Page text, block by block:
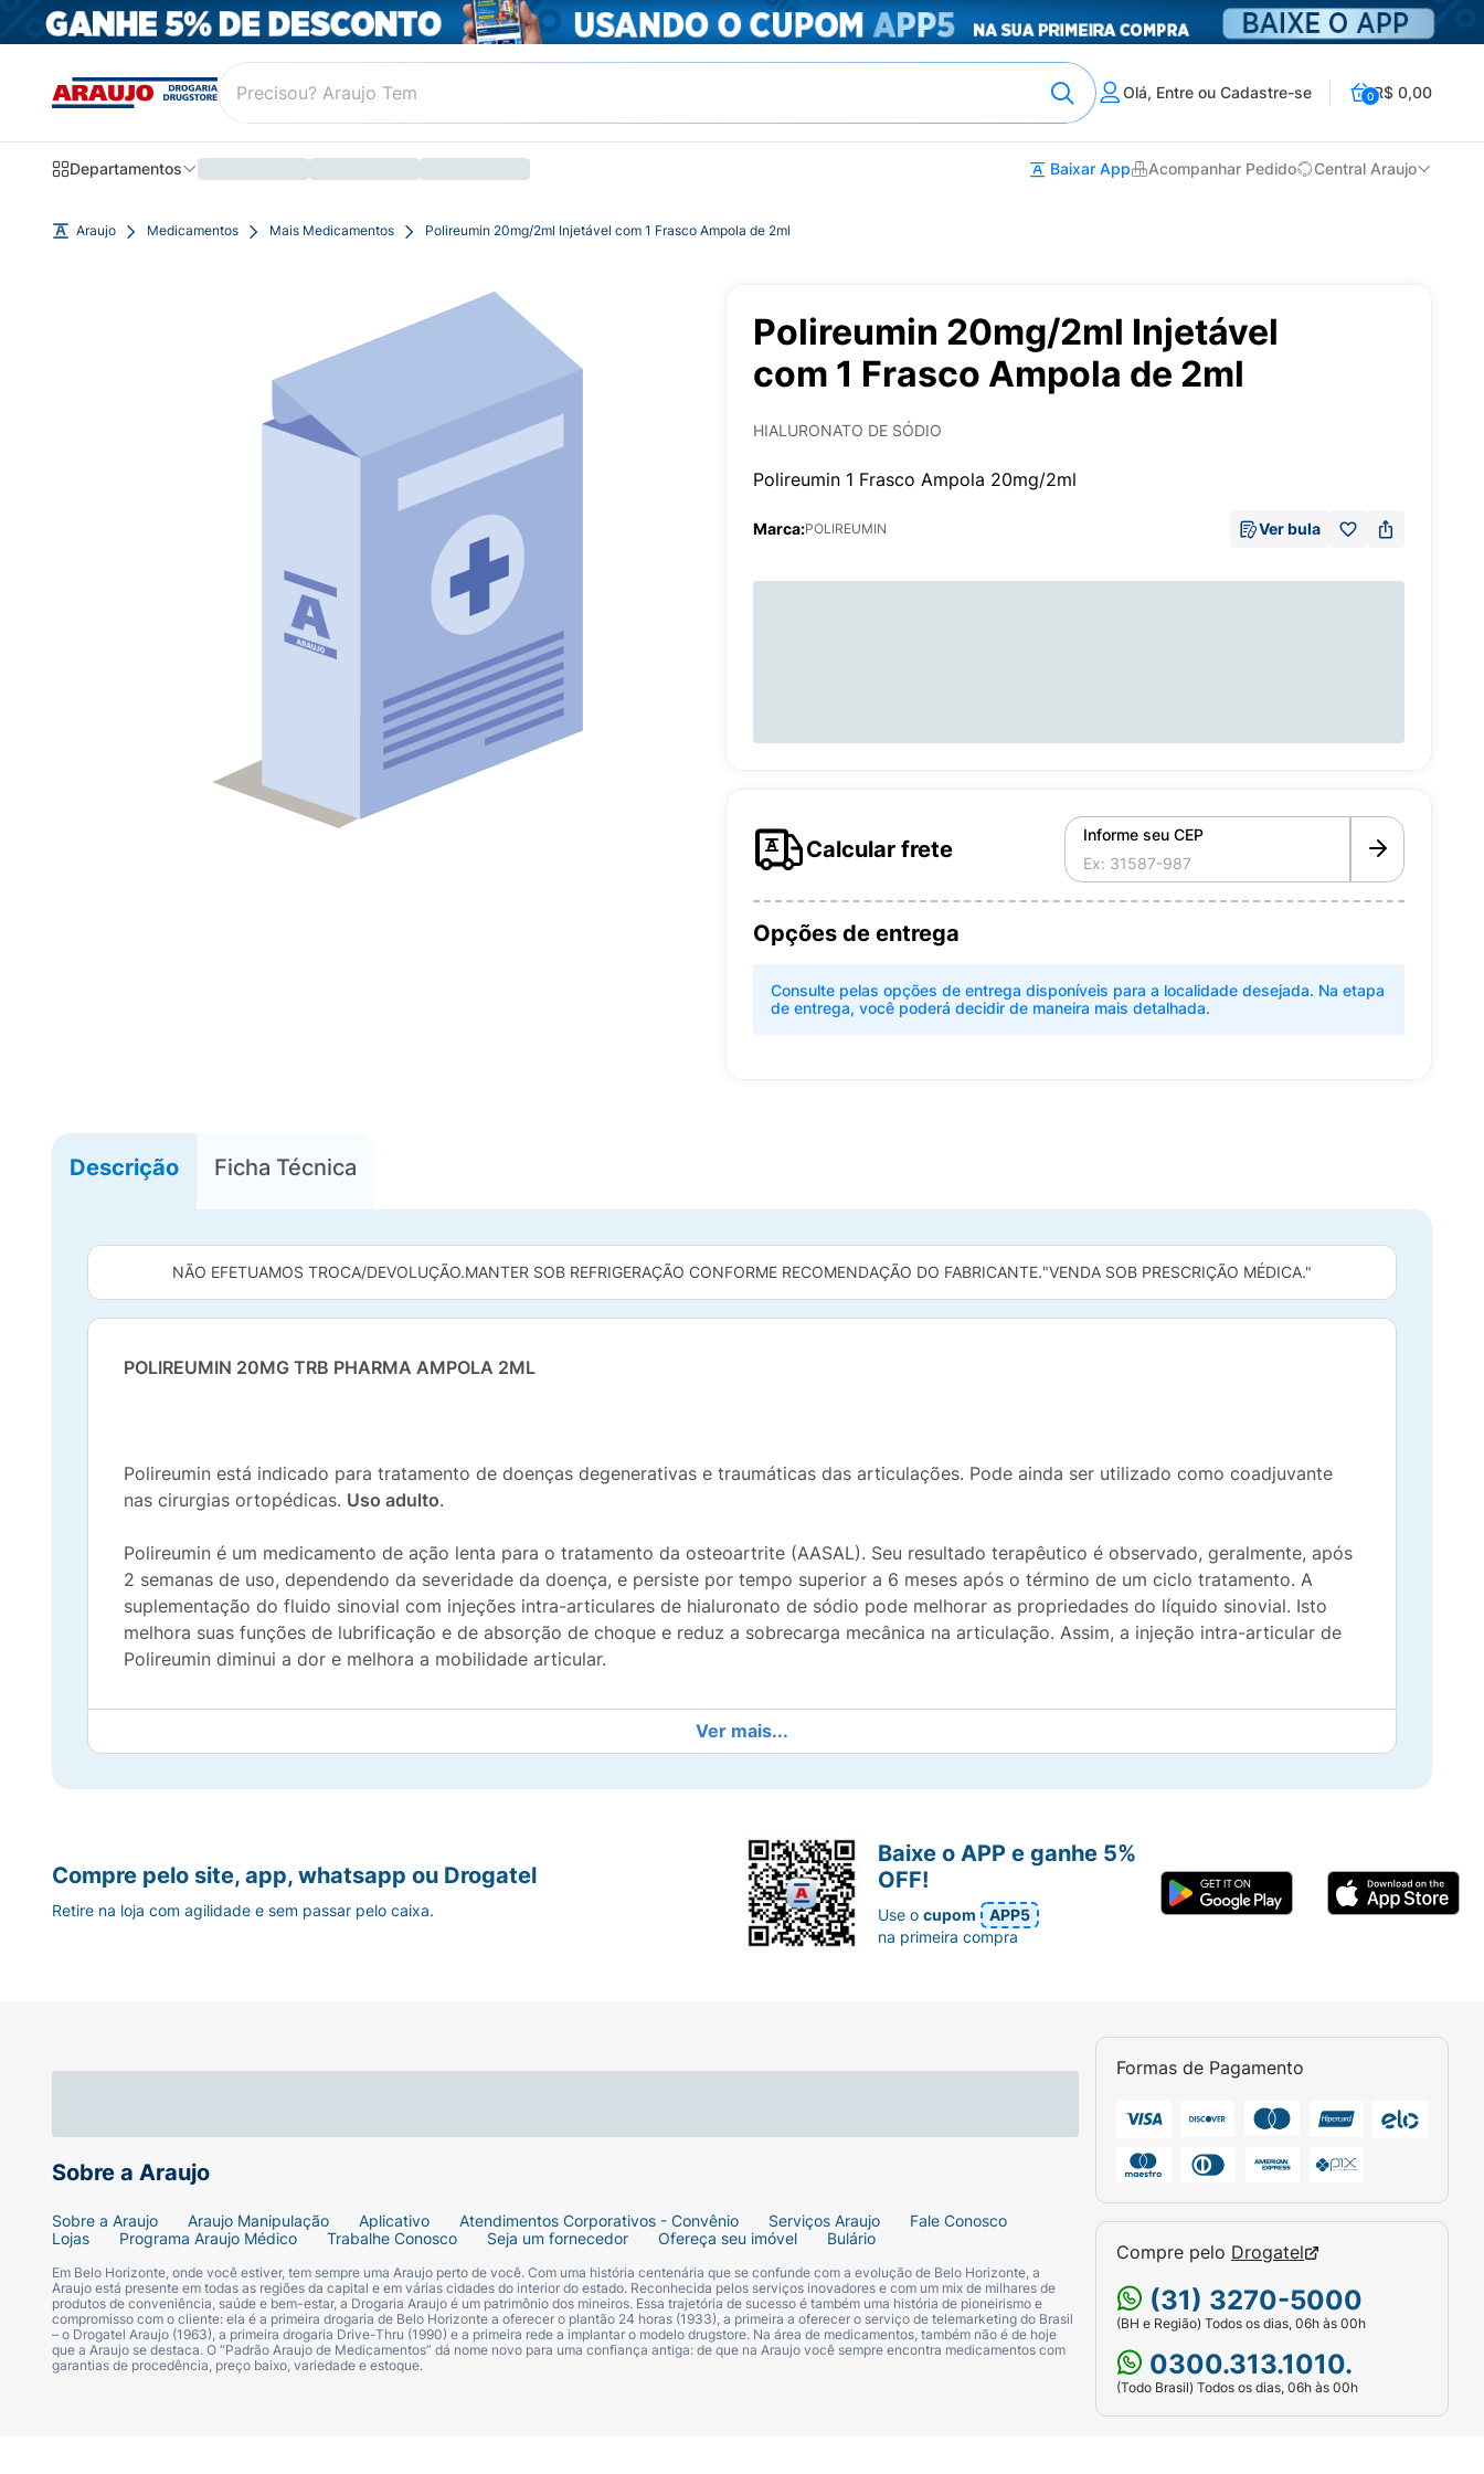
Olá, Entre ou Cadastre-se 0R$ 0,00
Departamentos Baixar App Acompanhar Pedido Central Araujo
Araujo Medicamentos Mais Medicamentos Polireumin 20mg/2ml Injetável com 1 Frasco Ampola de 2ml
Polireumin 20mg/2ml Injetável
com 1 Frasco Ampola de 2ml
HIALURONATO DE SÓDIO
Polireumin 1 Frasco Ampola 20mg/2ml
Marca:POLIREUMIN Ver bula
Calcular frete
Informe seu CEP
Opções de entrega
Consulte pelas opções de entrega disponíveis para a localidade desejada. Na etapa
de entrega, você poderá decidir de maneira mais detalhada.
Descrição Ficha Técnica
NÃO EFETUAMOS TROCA/DEVOLUÇÃO.MANTER SOB REFRIGERAÇÃO CONFORME RECOMENDAÇÃO DO FABRICANTE."VENDA SOB PRESCRIÇÃO MÉDICA."
POLIREUMIN 20MG TRB PHARMA AMPOLA 2ML
Polireumin está indicado para tratamento de doenças degenerativas e traumáticas das articulações. Pode ainda ser utilizado como coadjuvante
nas cirurgias ortopédicas. Uso adulto.
Polireumin é um medicamento de ação lenta para o tratamento da osteoartrite (AASAL). Seu resultado terapêutico é observado, geralmente, após
2 semanas de uso, dependendo da severidade da doença, e persiste por tempo superior a 6 meses após o término de um ciclo tratamento. A
suplementação do fluido sinovial com injeções intra-articulares de hialuronato de sódio pode melhorar as propriedades do líquido sinovial. Isto
melhora suas funções de lubrificação e de absorção de choque e reduz a sobrecarga mecânica na articulação. Assim, a injeção intra-articular de
Polireumin diminui a dor e melhora a mobilidade articular.
Ver mais...
Sobre a Araujo
Sobre a Araujo Araujo Manipulação Aplicativo Atendimentos Corporativos - Convênio Serviços Araujo
Fale Conosco
Lojas
Programa Araujo Médico Trabalhe Conosco Seja um fornecedor Ofereça seu imóvel Bulário
Em Belo Horizonte, onde você estiver, tem sempre uma Araujo perto de você. Com uma história centenária que se confunde com a evolução de Belo Horizonte, a
Araujo está presente em todas as regiões da capital e em várias cidades do interior do estado. Reconhecida pelos serviços inovadores e com um mix de milhares de
produtos de conveniência, saúde e bem-estar, a Drogaria Araujo é um patrimônio dos mineiros. Essa trajetória de sucesso é também uma história de pioneirismo e
compromisso com o cliente: ela é a primeira drogaria de Belo Horizonte a oferecer o plantão 24 horas (1933), a primeira a oferecer o serviço de telemarketing do Brasil
– o Drogatel Araujo (1963), a primeira drogaria Drive-Thru (1990) e a primeira rede a implantar o modelo drugstore. Na área de medicamentos, também não é de hoje
que a Araujo se destaca. O “Padrão Araujo de Medicamentos” dá nome novo para uma confiança antiga: de que na Araujo você sempre encontra medicamentos com
garantias de procedência, preço baixo, variedade e estoque.
Formas de Pagamento
Compre pelo Drogatel
(31) 3270-5000
(BH e Região) Todos os dias, 06h às 00h
0300.313.1010.
(Todo Brasil) Todos os dias, 06h às 00h
Compre pelo site, app, whatsapp ou Drogatel
Retire na loja com agilidade e sem passar pelo caixa.
Baixe o APP e ganhe 5%
OFF!
Use ocupom
APP5
na primeira compra